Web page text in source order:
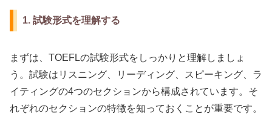
1. 試験形式を理解する
まずは、TOEFLの試験形式をしっかりと理解しましょ
う。試験はリスニング、リーディング、スピーキング、ラ
イティングの4つのセクションから構成されています。そ
れぞれのセクションの特徴を知っておくことが重要です。